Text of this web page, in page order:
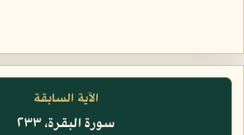
الآية السابقة
سورة البقرة، ٢٣٣